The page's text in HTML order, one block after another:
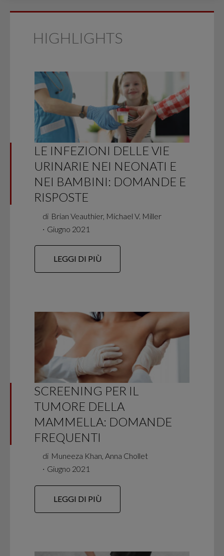
HIGHLIGHTS
LE INFEZIONI DELLE VIE
URINARIE NEI NEONATI E
NEI BAMBINI: DOMANDE E
RISPOSTE
di Brian Veauthier, Michael V. Miller
∙ Giugno 2021
LEGGI DI PIÙ
SCREENING PER IL
TUMORE DELLA
MAMMELLA: DOMANDE
FREQUENTI
di Muneeza Khan, Anna Chollet
∙ Giugno 2021
LEGGI DI PIÙ